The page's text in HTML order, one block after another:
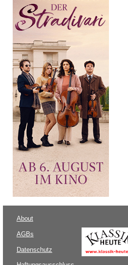
About
AGBs
Datenschutz